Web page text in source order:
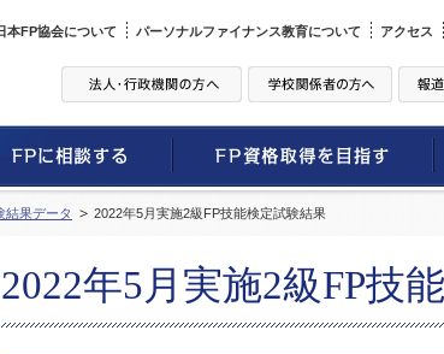
本FP協会について パーソナルファイナンス教育について アクセス
結果データ 2022年5月実施2級FP技能検定試験結果
2022年5月実施2級FP技